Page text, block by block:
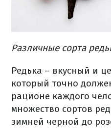
Различные сорта​
Редька – вкусный и
который точно
рационе каждого
множество сортов
зимней черной до